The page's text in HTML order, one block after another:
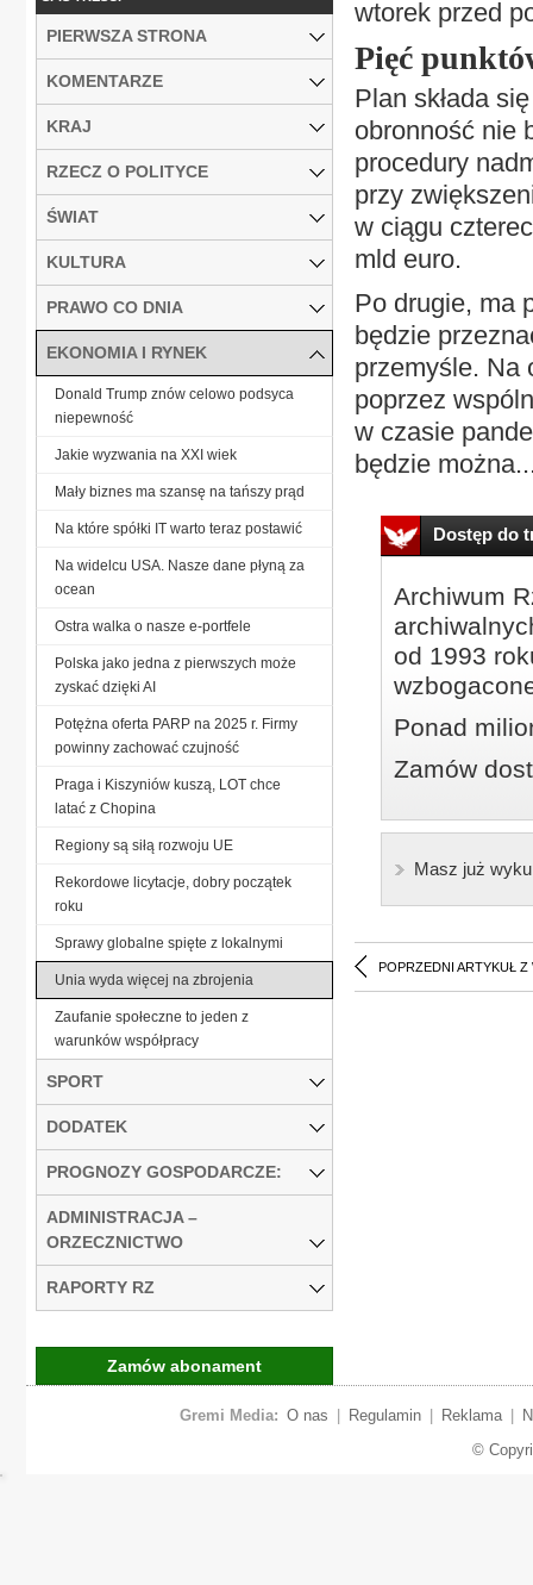
wtorek przed
Pięć
Plan składa
obronność nie
procedury
przy
w ciągu
mld euro.
Po drugie, ma
będzie
przemyśle. Na
poprzez
w czasie
będzie
Dostęp do
Archiwum
od 1993
Ponad
Zamów
Masz już
POPRZEDNI ARTYKUŁ Z
PIERWSZA STRONA
KOMENTARZE
KRAJ
RZECZ O POLITYCE
ŚWIAT
KULTURA
PRAWO CO DNIA
EKONOMIA I RYNEK
Donald Trump znów celowo podsyca
niepewność
Jakie wyzwania na XXI wiek
Mały biznes ma szansę na tańszy prąd
Na które spółki IT warto teraz postawić
Na widelcu USA. Nasze dane płyną za
ocean
Ostra walka o nasze e-portfele
Polska jako jedna z pierwszych może
zyskać dzięki AI
Potężna oferta PARP na 2025 r. Firmy
powinny zachować czujność
Praga i Kiszyniów kuszą, LOT chce
latać z Chopina
Regiony są siłą rozwoju UE
Rekordowe licytacje, dobry początek
roku
Sprawy globalne spięte z lokalnymi
Unia wyda więcej na zbrojenia
Zaufanie społeczne to jeden z
warunków współpracy
SPORT
DODATEK
PROGNOZY GOSPODARCZE:
ADMINISTRACJA –
ORZECZNICTWO
RAPORTY RZ
Zamów abonament
Gremi Media: O nas Regulamin Reklama
©